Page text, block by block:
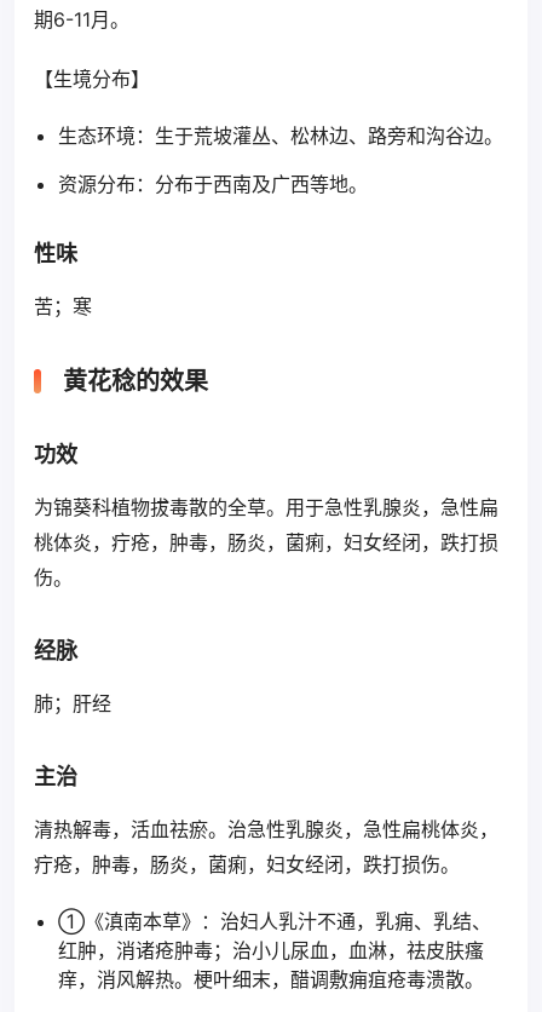
期6-11月。
【生境分布】
生态环境：生于荒坡灌丛、松林边、路旁和沟谷边。
资源分布：分布于西南及广西等地。
性味
苦；寒
黄花稔的效果
功效
为锦葵科植物拔毒散的全草。用于急性乳腺炎，急性扁
桃体炎，疔疮，肿毒，肠炎，菌痢，妇女经闭，跌打损
伤。
经脉
肺；肝经
主治
清热解毒，活血祛瘀。治急性乳腺炎，急性扁桃体炎，
疔疮，肿毒，肠炎，菌痢，妇女经闭，跌打损伤。
①《滇南本草》：治妇人乳汁不通，乳痈、乳结、
红肿，消诸疮肿毒；治小儿尿血，血淋，祛皮肤瘙
痒，消风解热。梗叶细末，醋调敷痈疽疮毒溃散。